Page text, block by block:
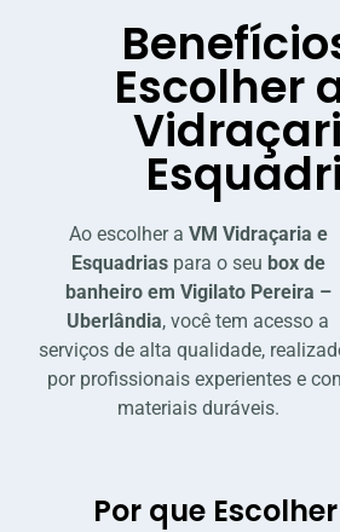
Escolher
Ao escolher a VM Vidraçaria e
Esquadriaspara o seu box de
banheiro em Vigilato Pereira –
Uberlândia, você tem acesso a
serviços de alta qualidade,
por profissionais experientes e
materiais duráveis.
Por que